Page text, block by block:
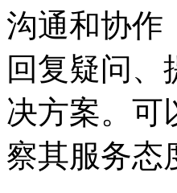
沟通和协作
回复疑问
决方案。可
察其服务态